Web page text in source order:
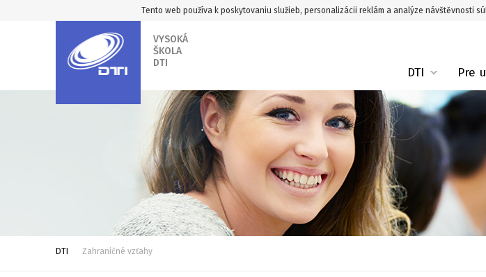
Tento web používa k poskytovaniu služieb, personalizácii reklám a analýze návštěvnosti
VYSOKÁ
ŠKOLA
DTI
DTI Pre
DTI Zahraničné vzťahy